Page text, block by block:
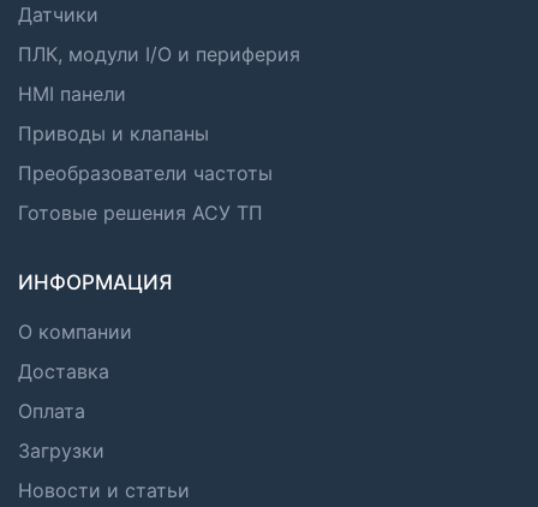
Датчики
ПЛК, модули I/O и периферия
HMI панели
Приводы и клапаны
Преобразователи частоты
Готовые решения АСУ ТП
ИНФОРМАЦИЯ
О компании
Доставка
Оплата
Загрузки
Новости и статьи